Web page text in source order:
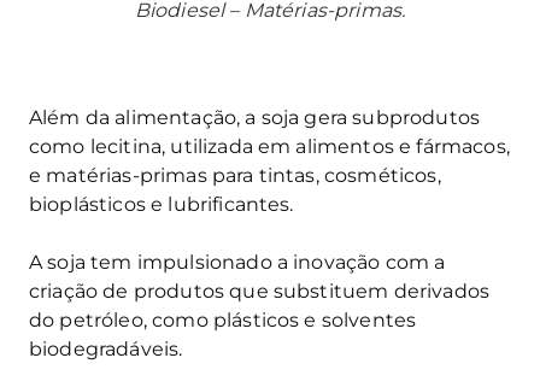
Biodiesel – Matérias-primas.
Além da alimentação, a soja gera subprodutos
como lecitina, utilizada em alimentos e fármacos,
e matérias-primas para tintas, cosméticos,
bioplásticos e lubrificantes.
A soja tem impulsionado a inovação com a
criação de produtos que substituem derivados
do petróleo, como plásticos e solventes
biodegradáveis.